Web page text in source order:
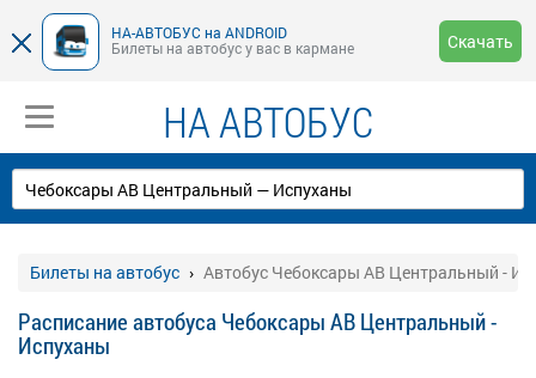
НА-АВТОБУС на ANDROID
Билеты на автобус у вас в кармане
Скачать
НА АВТОБУС
Билеты на автобус Автобус Чебоксары АВ Центральный -
Расписание автобуса Чебоксары АВ Центральный -
Испуханы